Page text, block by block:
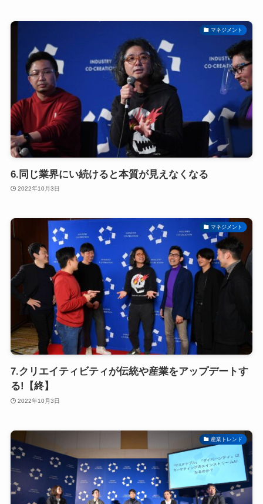
マネジメント
6.同じ業界にい続けると本質が見えなくなる
2022年10月3日
マネジメント
7.クリエイティビティが伝統や産業をアップデートす
る!【終】
2022年10月3日
産業トレンド